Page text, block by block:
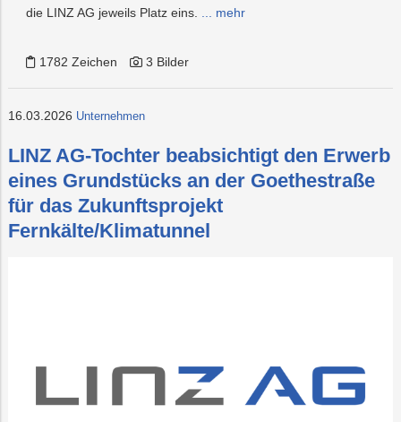
die LINZ AG jeweils Platz eins. ... mehr
1782 Zeichen 3 Bilder
16.03.2026 Unternehmen
LINZ AG-Tochter beabsichtigt den Erwerb
eines Grundstücks an der Goethestraße
für das Zukunftsprojekt
Fernkälte/Klimatunnel